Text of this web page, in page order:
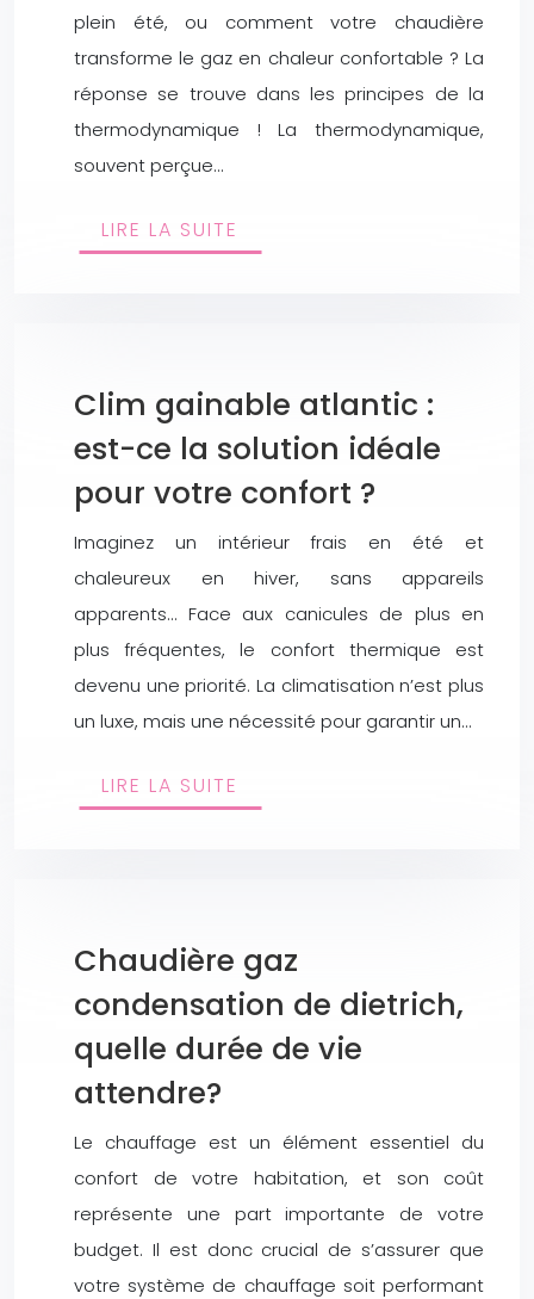
plein été, ou comment votre chaudière
transforme le gaz en chaleur confortable ? La
réponse se trouve dans les principes de la
thermodynamique ! La thermodynamique,
souvent perçue…
LIRE LA SUITE
Clim gainable atlantic :
est-ce la solution idéale
pour votre confort ?
Imaginez un intérieur frais en été et
chaleureux en hiver, sans appareils
apparents… Face aux canicules de plus en
plus fréquentes, le confort thermique est
devenu une priorité. La climatisation n’est plus
un luxe, mais une nécessité pour garantir un…
LIRE LA SUITE
Chaudière gaz
condensation de dietrich,
quelle durée de vie
attendre?
Le chauffage est un élément essentiel du
confort de votre habitation, et son coût
représente une part importante de votre
budget. Il est donc crucial de s’assurer que
votre système de chauffage soit performant